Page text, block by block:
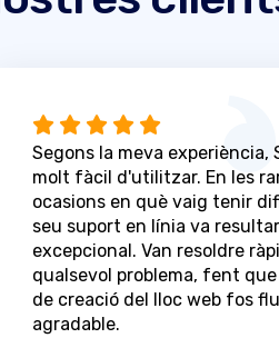
Segons la meva experiència,
molt fàcil d'utilitzar. En les
ocasions en què vaig tenir
seu suport en línia va resultar
excepcional. Van resoldre
qualsevol problema, fent
de creació del lloc web fos
agradable.